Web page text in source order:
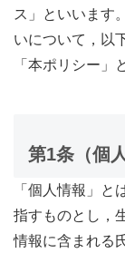
ス」といいます
いについて，以
「本ポリシー」
第1条（個
「個人情報」
指すものとし，
情報に含まれる